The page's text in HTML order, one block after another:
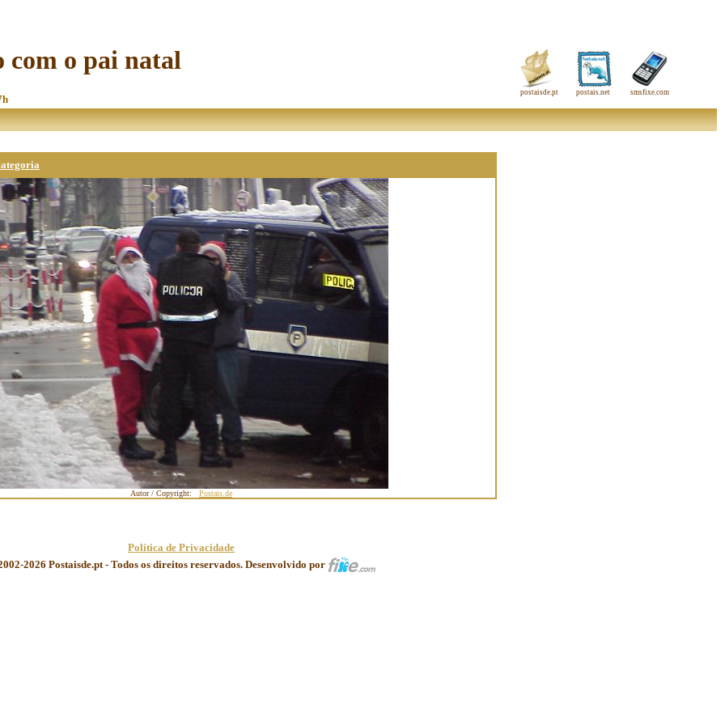
com o pai natal
postaisde.pt postais.net smsfixe.com
Autor / Copyright: Postais.de
Política de Privacidade
2026 Postaisde.pt - Todos os direitos reservados. Desenvolvido por